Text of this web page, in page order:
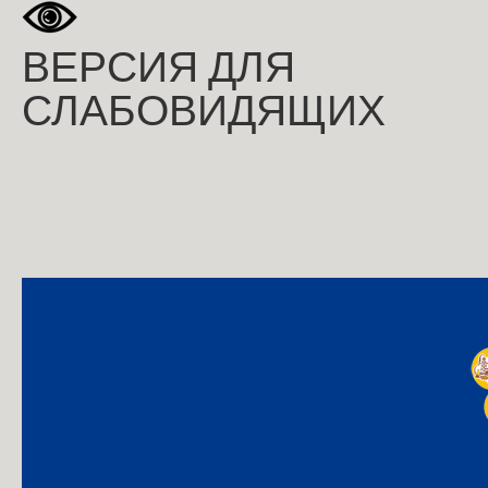
ВЕРСИЯ ДЛЯ
СЛАБОВИДЯЩИХ